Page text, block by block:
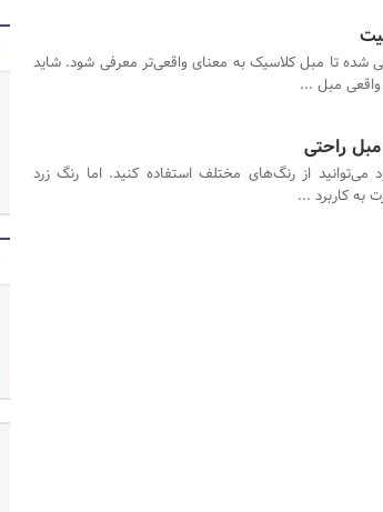
شده تا مبل کلاسیک به معنای واقعی‌تر معرفی شود. شاید
واقعی مبل ...
راحتی
می‌توانید از رنگ‌های مختلف استفاده کنید. اما رنگ زرد
به کاربرد ...